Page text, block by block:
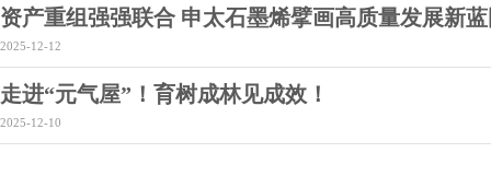
资产重组强强联合 申太石墨烯擘画高质量发展新
2025-12-12
走进“元气屋”！育树成林见成效！
2025-12-10